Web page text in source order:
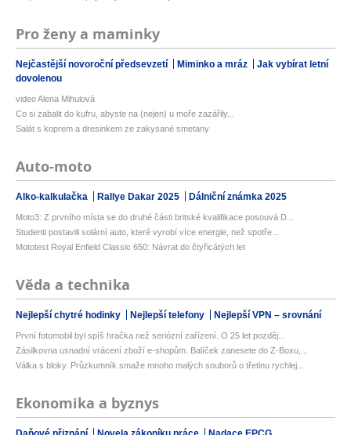
Pro ženy a maminky
Nejčastější novoroční předsevzetí Miminko a mráz
Jak vybírat letní
dovolenou
video Alena Mihulová
Co si zabalit do kufru, abyste na (nejen) u moře zazářily...
Salát s koprem a dresinkem ze zakysané smetany
Auto-moto
Alko-kalkulačka Rallye Dakar 2025 Dálniční známka 2025
Moto3: Z prvního místa se do druhé části britské kvalifikace posouvá D...
Studenti postavili solární auto, které vyrobí více energie, než spotře...
Mototest Royal Enfield Classic 650: Návrat do čtyřicátých let
Věda a technika
Nejlepší chytré hodinky Nejlepší telefony Nejlepší VPN – srovnání
První fotomobil byl spíš hračka než seriózní zařízení. O 25 let pozděj...
Zásilkovna usnadní vrácení zboží e-shopům. Balíček zanesete do Z-Boxu,...
Válka s bloky. Průzkumník smaže mnoho malých souborů o třetinu rychlej...
Ekonomika a byznys